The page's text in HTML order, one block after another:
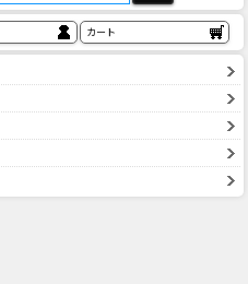
カート